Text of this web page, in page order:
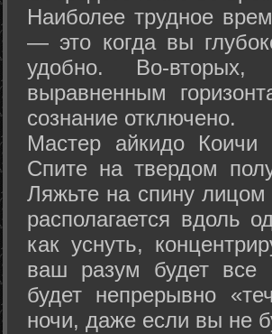
Наиболее трудное
— это когда вы
удобно. Во-
выравненным
сознание отключено.
Мастер айкидо Коичи
Спите на твердом
Ляжьте на спину
располагается вдоль
как уснуть,
ваш разум будет все
будет непрерывно
ночи, даже если вы не